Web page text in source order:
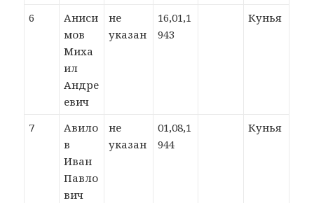
6
Аниси
мов
Миха
ил
Андре
евич
не
указан
16,01,1
943
Кунья
7
Авило
в
Иван
Павло
вич
не
указан
01,08,1
944
Кунья